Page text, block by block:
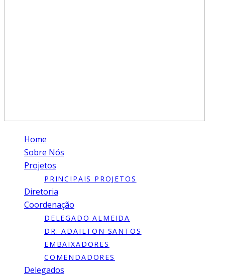
Home
Sobre Nós
Projetos
PRINCIPAIS PROJETOS
Diretoria
Coordenação
DELEGADO ALMEIDA
DR. ADAILTON SANTOS
EMBAIXADORES
COMENDADORES
Delegados